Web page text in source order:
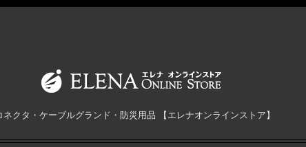
ネクタ・ケーブルグランド・防災用品 【エレナオンラインストア】